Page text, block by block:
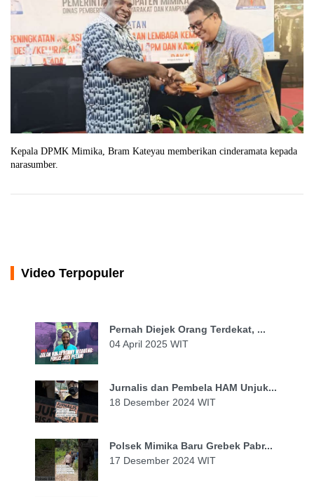
Kepala DPMK Mimika, Bram Kateyau memberikan cinderamata kepada
narasumber.
Video Terpopuler
Pernah Diejek Orang Terdekat, ...
04 April 2025 WIT
Jurnalis dan Pembela HAM Unjuk...
18 Desember 2024 WIT
Polsek Mimika Baru Grebek Pabr...
17 Desember 2024 WIT